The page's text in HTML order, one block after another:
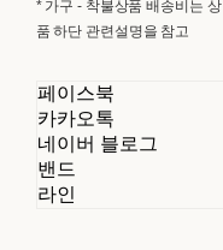
* 가구 - 착불상품 배송비는 상
품 하단 관련설명을 참고
페이스북
카카오톡
네이버 블로그
밴드
라인